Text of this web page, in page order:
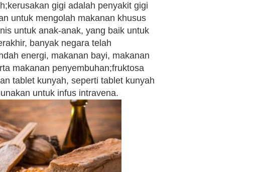
gigi adalah penyakit gigi
untuk mengolah makanan khusus
untuk anak-anak, yang baik untuk
banyak negara telah
energi, makanan bayi, makanan
makanan penyembuhan;fruktosa
tablet kunyah, seperti tablet kunyah
untuk infus intravena.